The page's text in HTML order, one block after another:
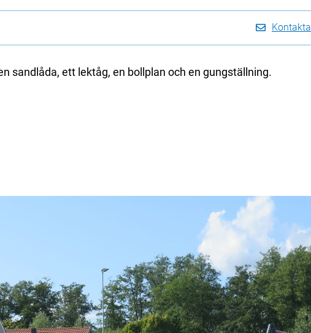
Kontakta
sandlåda, ett lektåg, en bollplan och en gungställning.